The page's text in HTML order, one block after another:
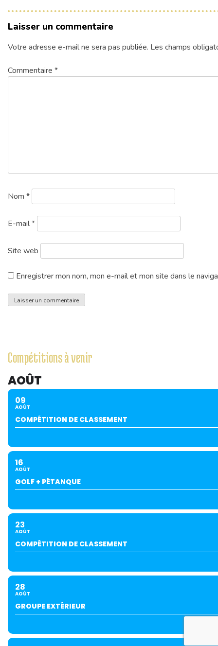
Laisser un commentaire
Votre adresse e-mail ne sera pas publiée. Les champs
Commentaire *
Nom *
E-mail*
Site web
Enregistrer mon nom, mon e-mail et mon site dans le
Compétitions à venir
AOÛT
09
AOÛT
COMPÉTITION DE CLASSEMENT
16
AOÛT
GOLF + PÉTANQUE
23
AOÛT
COMPÉTITION DE CLASSEMENT
28
AOÛT
GROUPE EXTÉRIEUR